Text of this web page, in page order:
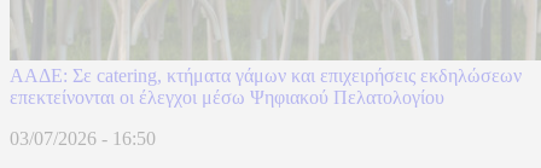
ΑΑΔΕ: Σε catering, κτήματα γάμων και επιχειρήσεις εκδηλώσεων
επεκτείνονται οι έλεγχοι μέσω Ψηφιακού Πελατολογίου
03/07/2026 - 16:50